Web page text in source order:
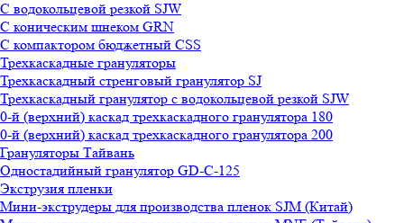
С водокольцевой резкой SJW
С коническим шнеком GRN
С компактором бюджетный CSS
Трехкаскадные грануляторы
Трехкаскадный стренговый гранулятор SJ
Трехкаскадный гранулятор с водокольцевой резкой SJW
0-й (верхний) каскад трехкаскадного гранулятора 180
0-й (верхний) каскад трехкаскадного гранулятора 200
Грануляторы Тайвань
Одностадийный гранулятор GD-C-125
Экструзия пленки
Мини-экструдеры для производства пленок SJM (Китай)